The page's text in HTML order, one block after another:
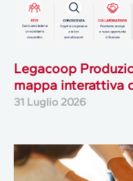
Legacoop
mappa interattiva
31 Luglio 2026